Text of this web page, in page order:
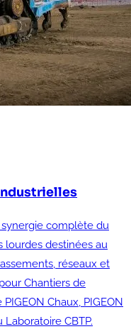
synergie complète du
lourdes destinées au
réseaux et
Chantiers de
Chaux, PIGEON
CBTP.